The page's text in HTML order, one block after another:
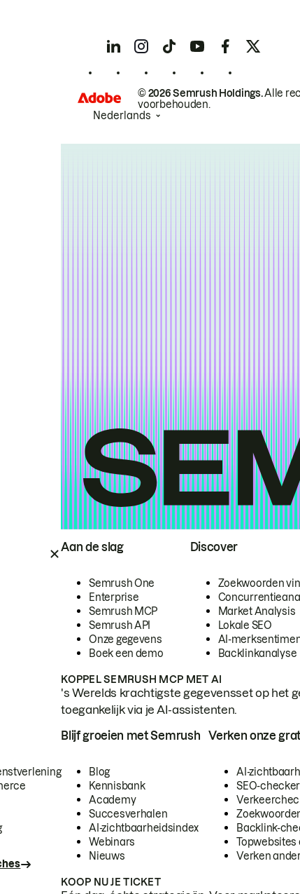
Aan de slag
Semrush One
Enterprise
Semrush MCP
Semrush API
Onze gegevens
Boek een demo
Discover
Zoekwoorden
Market Analysis
Lokale SEO
AI-
Backlinkanalyse
KOPPEL SEMRUSH MCP MET AI
's Werelds krachtigste gegevensset op het
toegankelijk via je AI-assistenten.
Blijf groeien met Semrush
Blog
Kennisbank
Academy
Succesverhalen
AI-zichtbaarheidsindex
Webinars
Nieuws
Verken onze
AI-
SEO-checker
Backlink-
Topwebsites
Verken
KOOP NU JE TICKET
© 2026 Semrush Holdings.Alle
voorbehouden.
Nederlands